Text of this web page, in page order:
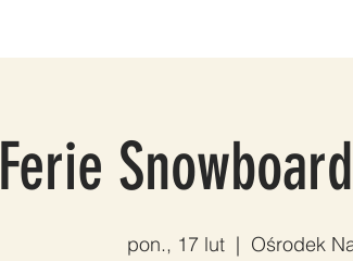
Ferie
pon., 17 lut
  |
Ośrodek